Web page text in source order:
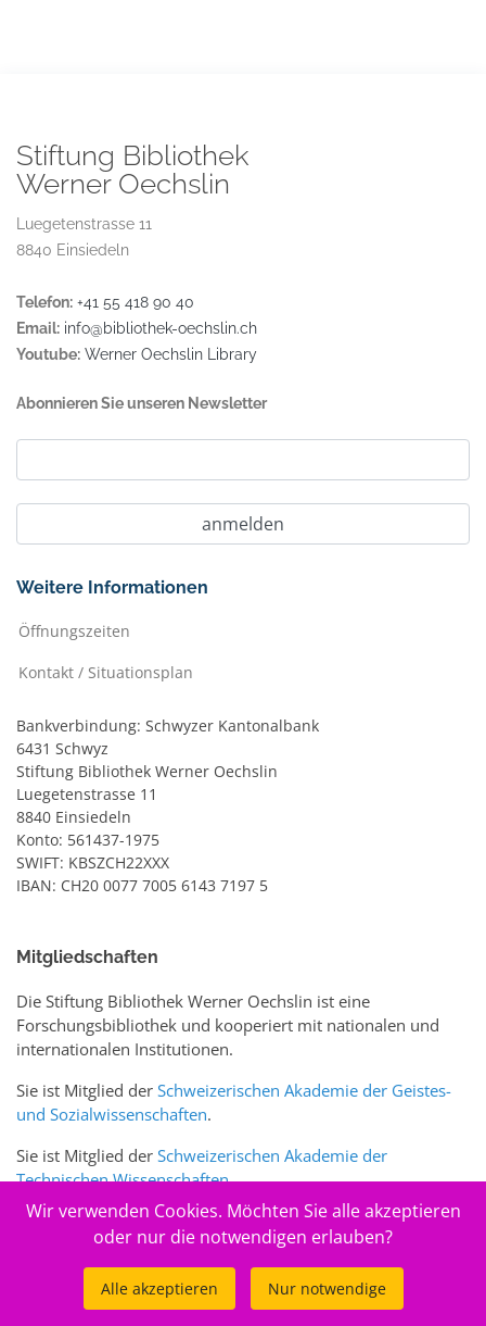
Stiftung Bibliothek
Werner Oechslin
Luegetenstrasse 11
8840 Einsiedeln
Telefon: +41 55 418 90 40
Email: info@bibliothek-oechslin.ch
Youtube: Werner Oechslin Library
Abonnieren Sie unseren Newsletter
Weitere Informationen
Öffnungszeiten
Kontakt / Situationsplan
Bankverbindung: Schwyzer Kantonalbank
6431 Schwyz
Stiftung Bibliothek Werner Oechslin
Luegetenstrasse 11
8840 Einsiedeln
Konto: 561437-1975
SWIFT: KBSZCH22XXX
IBAN: CH20 0077 7005 6143 7197 5
Mitgliedschaften
Die Stiftung Bibliothek Werner Oechslin ist eine
Forschungsbibliothek und kooperiert mit nationalen und
internationalen Institutionen.
Sie ist Mitglied der Schweizerischen Akademie der Geistes-
und Sozialwissenschaften.
Sie ist Mitglied der Schweizerischen Akademie der
Technischen Wissenschaften.
Sie ist zudem Mitglied des Schweizer Portalswww.sciences-
Wir verwenden Cookies. Möchten Sie alle akzeptieren
oder nur die notwendigen erlauben?
Alle akzeptieren Nur notwendige